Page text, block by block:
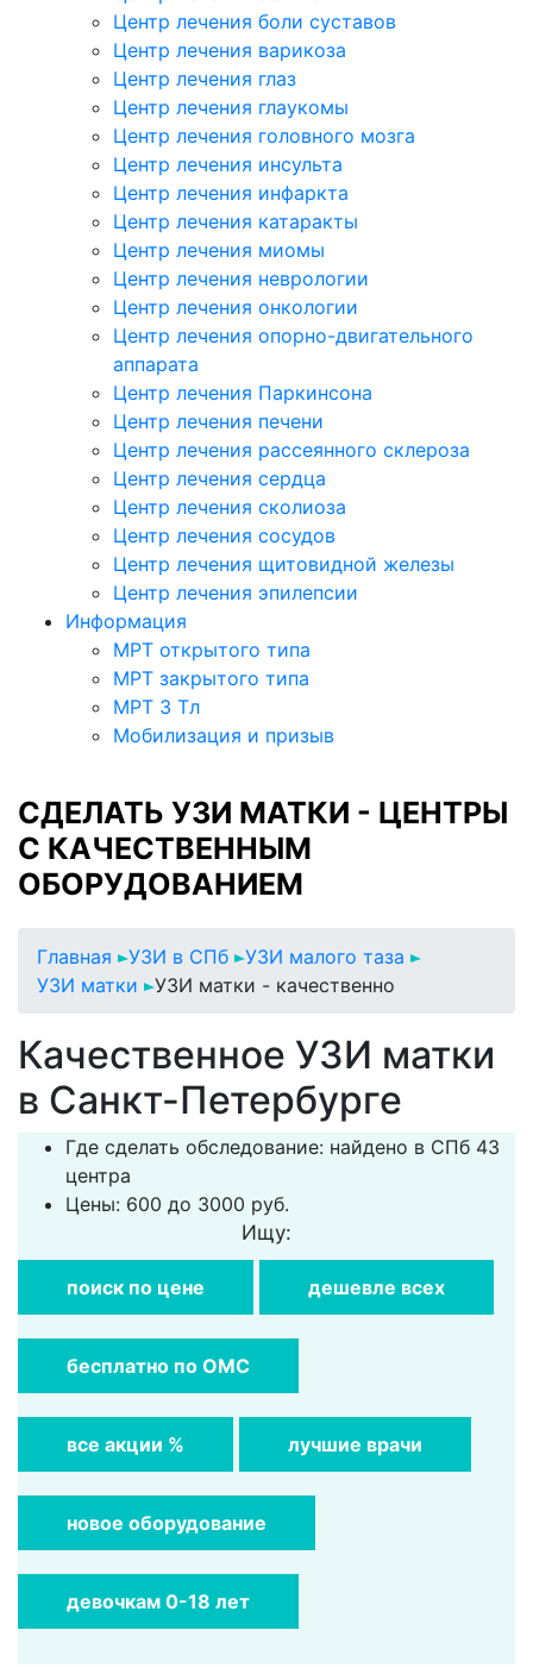
Центр лечения боли суставов
Центр лечения варикоза
Центр лечения глаз
Центр лечения глаукомы
Центр лечения головного мозга
Центр лечения инсульта
Центр лечения инфаркта
Центр лечения катаракты
Центр лечения миомы
Центр лечения неврологии
Центр лечения онкологии
Центр лечения опорно-двигательного
аппарата
Центр лечения Паркинсона
Центр лечения печени
Центр лечения рассеянного склероза
Центр лечения сердца
Центр лечения сколиоза
Центр лечения сосудов
Центр лечения щитовидной железы
Центр лечения эпилепсии
Информация
МРТ открытого типа
МРТ закрытого типа
МРТ 3 Тл
Мобилизация и призыв
СДЕЛАТЬ УЗИ МАТКИ - ЦЕНТРЫ
С КАЧЕСТВЕННЫМ
ОБОРУДОВАНИЕМ
Главная УЗИ в СПб
УЗИ малого таза
УЗИ матки
УЗИ матки - качественно
Качественное УЗИ матки
в Санкт-Петербурге
Где сделать обследование: найдено в СПб 43
центра
Цены: 600 до 3000 руб.
Ищу:
поиск по цене дешевле всех
бесплатно по ОМС
все акции % лучшие врачи
новое оборудование
девочкам 0-18 лет